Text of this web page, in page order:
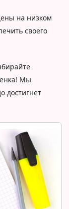
на низком
своего
Мы
достигнет